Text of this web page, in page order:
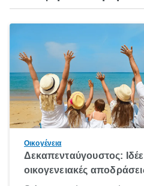
Οικογένεια
Δεκαπενταύγουστος:
οικογενειακές